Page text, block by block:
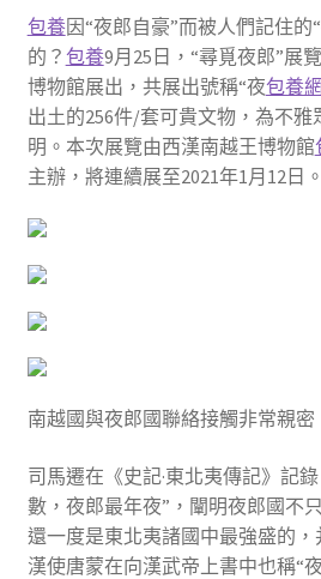
包養因“夜郎自豪”而被人們記住的
的？ 包養9月25日，“尋覓夜郎”展
博物館展出，共展出號稱“夜包養網
出土的256件/套可貴文物，為不
明。本次展覽由西漢南越王博物館
主辦，將連續展至2021年1月12日。
南越國與夜郎國聯絡接觸非常親密
司馬遷在《史記·東北夷傳記》記
數，夜郎最年夜”，闡明夜郎國不
還一度是東北夷諸國中最強盛的，
漢使唐蒙在向漢武帝上書中也稱“